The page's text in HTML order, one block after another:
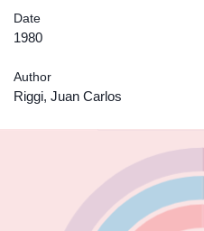
Date
1980
Author
Riggi, Juan Carlos